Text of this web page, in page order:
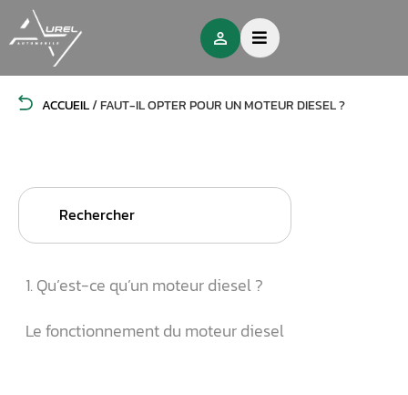
ACCUEIL/FAUT-IL OPTER POUR UN MOTEUR DIESEL ?
Search
1. Qu’est-ce qu’un moteur diesel ?
Le fonctionnement du moteur diesel